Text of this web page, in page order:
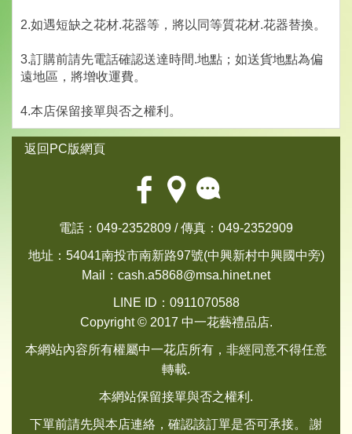
2.如遇短缺之花材.花器等，將以同等質花材.花器替換。
3.訂購前請先電話確認送達時間.地點；如送貨地點為偏
遠地區，將增收運費。
4.本店保留接單與否之權利。
返回PC版網頁
電話：049-2352809 / 傳真：049-2352909
地址：54041南投市南新路97號(中興新村中興國中旁)
Mail： cash.a5868@msa.hinet.net
LINE ID：0911070588
Copyright © 2017 中一花藝禮品店.
本網站內容所有權屬中一花店所有，非經同意不得任意
轉載.
本網站保留接單與否之權利.
下單前請先與本店連絡，確認該訂單是否可承接。 謝